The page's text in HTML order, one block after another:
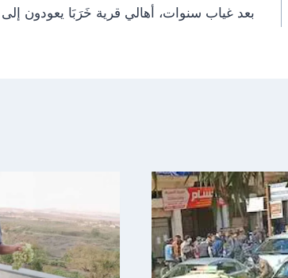
بعد غياب سنوات، أهالي قرية خَرَبَا يعودون إلى